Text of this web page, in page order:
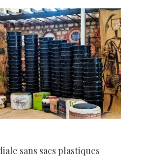
sans sacs plastiques